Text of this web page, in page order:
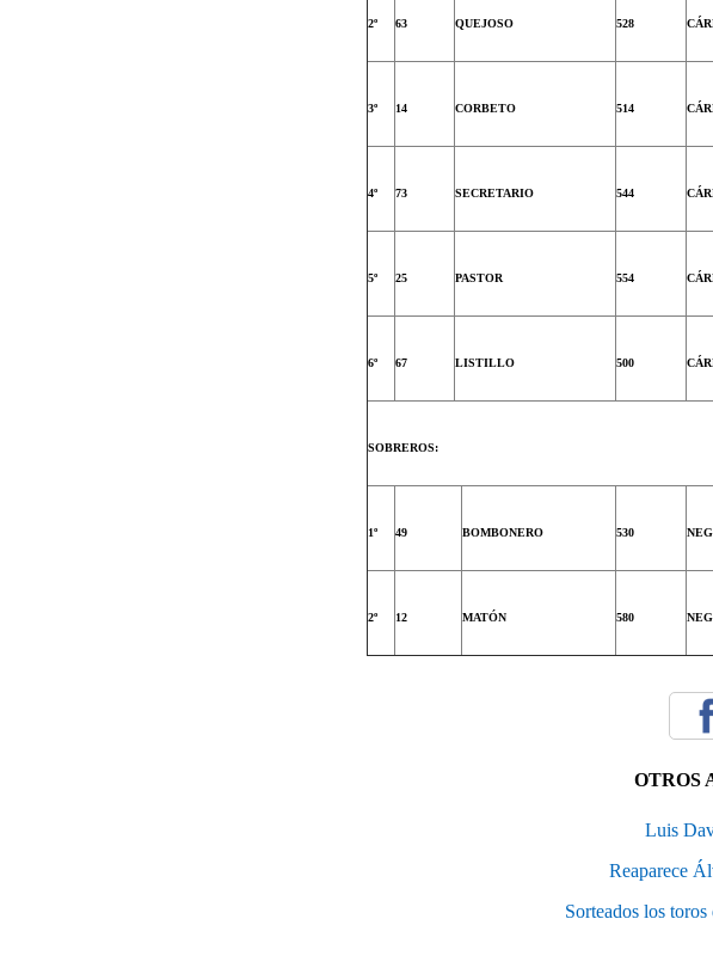
2º 63 QUEJOSO 528
3º 14 CORBETO 514
4º 73 SECRETARIO 544
5º 25 PASTOR 554
6º 67 LISTILLO 500
SOBREROS:
1º 49 BOMBONERO 530
2º 12 MATÓN 580
OTROS
Luis
Reaparece
Sorteados los